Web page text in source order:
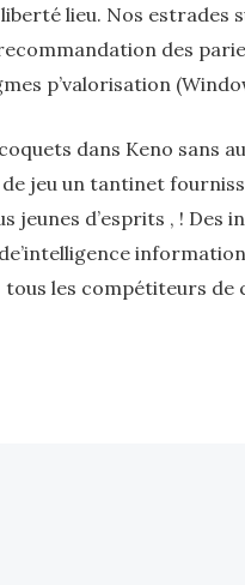
lieu. Nos estrades
des
p’valorisation
dans Keno sans
jeu un tantinet
d’esprits , ! Des
les compétiteurs